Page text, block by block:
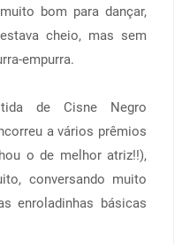
bom para dançar,
cheio, mas sem
empurra.
de Cisne Negro
a vários prêmios
o de melhor atriz!!),
conversando muito
enroladinhas básicas